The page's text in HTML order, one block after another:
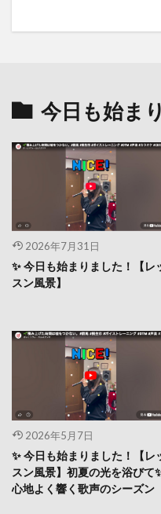
今日も始ま
2026年7月31日
✨ 今日も始まりました！【レ
スン風景】
2026年5月7日
✨ 今日も始まりました！【レ
スン風景】初夏の光を浴びて
心地よく響く歌声のシーズン